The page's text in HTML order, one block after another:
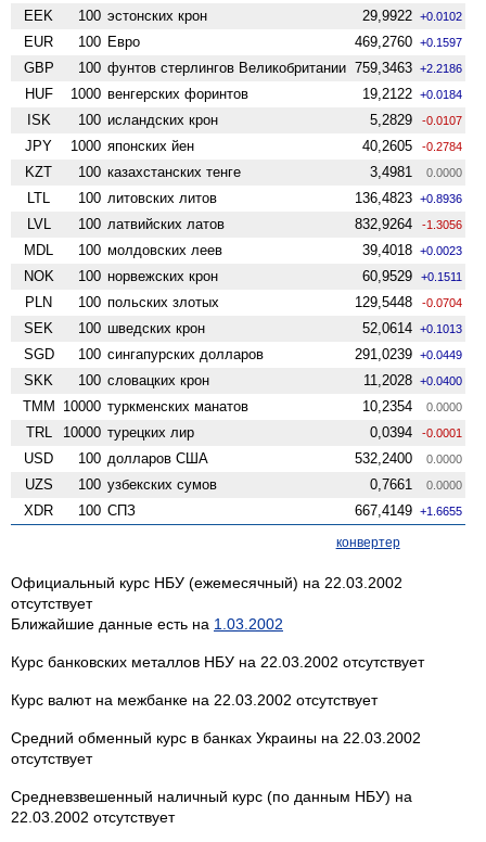
EEK 100 эстонских крон 29,9922 +0.0102
EUR 100 Евро 469,2760 +0.1597
GBP 100 фунтов стерлингов Велико­британии 759,3463 +2.2186
HUF 1000 венгерских форинтов 19,2122 +0.0184
ISK 100 исландских крон 5,2829 -0.0107
JPY 1000 японских йен 40,2605 -0.2784
KZT 100 казахстанских тенге 3,4981 0.0000
LTL 100 литовских литов 136,4823 +0.8936
LVL 100 латвийских латов 832,9264 -1.3056
MDL 100 молдовских леев 39,4018 +0.0023
NOK 100 норвежских крон 60,9529 +0.1511
PLN 100 польских злотых 129,5448 -0.0704
SEK 100 шведских крон 52,0614 +0.1013
SGD 100 сингапурских долларов 291,0239 +0.0449
SKK 100 словацких крон 11,2028 +0.0400
TMM 10000 туркменских манатов 10,2354 0.0000
TRL 10000 турецких лир 0,0394 -0.0001
USD 100 долларов США 532,2400 0.0000
UZS 100 узбекских сумов 0,7661 0.0000
XDR 100 СПЗ 667,4149 +1.6655
конвертер
Официальный курс НБУ (ежемесячный) на 22.03.2002
отсутствует
Ближайшие данные есть на 1.03.2002
Курс банковских металлов НБУ на 22.03.2002 отсутствует
Курс валют на межбанке на 22.03.2002 отсутствует
Средний обменный курс в банках Украины на 22.03.2002
отсутствует
Средневзвешенный наличный курс (по данным НБУ) на
22.03.2002 отсутствует